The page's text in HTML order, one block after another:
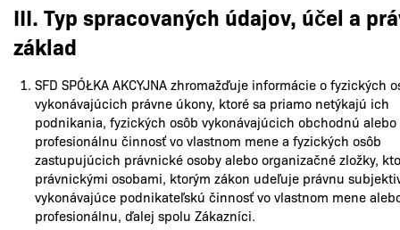
III. Typ spracovaných údajov, účel a
základ
SFD SPÓŁKA AKCYJNA zhromažďuje informácie o fyzických
vykonávajúcich právne úkony, ktoré sa priamo netýkajú ich
podnikania, fyzických osôb vykonávajúcich obchodnú alebo
profesionálnu činnosť vo vlastnom mene a fyzických osôb
zastupujúcich právnické osoby alebo organizačné zložky,
právnickými osobami, ktorým zákon udeľuje právnu
vykonávajúce podnikateľskú činnosť vo vlastnom mene
profesionálnu, ďalej spolu Zákazníci.